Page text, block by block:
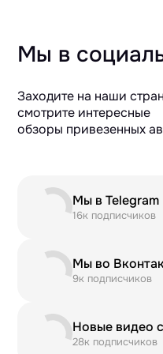
Мы в
Заходите на наши
смотрите интересные
обзоры привезенных
Мы в
16к подписчиков
Мы во
9к подписчиков
Новые видео
28к подписчиков